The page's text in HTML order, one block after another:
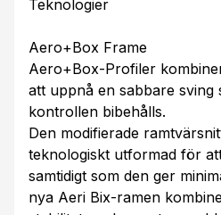
Teknologier
Aero+Box Frame
Aero+Box-Profiler
att uppnå en sabbare sving
kontrollen bibehålls.
Den modifierade
teknologiskt utformad för
samtidigt som den ger
nya Aeri Bix-ramen